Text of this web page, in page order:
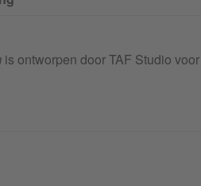
is ontworpen door TAF Studio voor